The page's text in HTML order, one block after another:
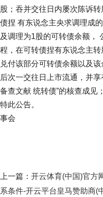
股；吞并交往日内屡次陈诉
债捏 有东说念主央求调理成
及调理为1股的可转债余额，
程，在可转债捏有东说念主
兑付该部分可转债余额以及
后次一交往日上市流通，并
备查文献 统转债”的核查成
特此公告。 浙江华
事会
上一篇： 开云体育(中国)官方
系条件-开云平台皇马赞助商(